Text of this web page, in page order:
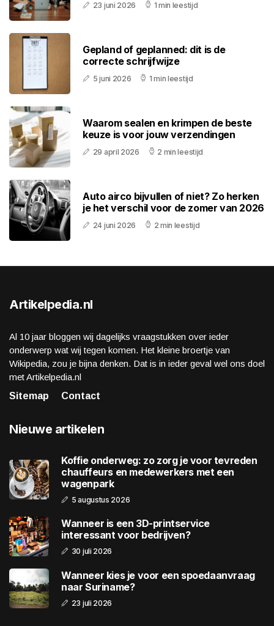
23 juni 2026 1 min leestijd
Gepland of geplanned: dit is de
correcte schrijfwijze
5 juni 2026 1 min leestijd
Waarom sealen en krimpen de beste
keuze is voor jouw verzendingen
29 april 2026 2 min leestijd
Auto airco bijvullen of niet? Zo herken
je het verschil voor de zomer van 2026
24 juni 2026 2 min leestijd
Artikelpedia.nl
Al 10 jaar bloggen wij dagelijks vraagstukken over ieder
onderwerp wat wij tegen komen. Het kleine broertje van
Wikipedia, zou je bijna denken. Dat is in ieder geval wel ons doel
met Artikelpedia.nl
Sitemap
Contact
Nieuwe artikelen
Koffie onderweg: zo zorg je voor tevreden
chauffeurs en medewerkers met een
wagenpark
5 augustus 2026
Wanneer is een 3D-printservice
interessant voor bedrijven?
30 juli 2026
Wanneer kies je voor een spoedaanvraag
naar Suriname?
23 juli 2026